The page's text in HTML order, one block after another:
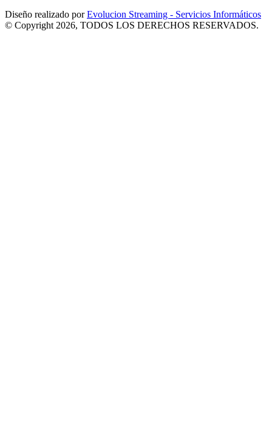
Diseño realizado porEvolucion Streaming - Servicios Informáticos
© Copyright 2026, TODOS LOS DERECHOS RESERVADOS.